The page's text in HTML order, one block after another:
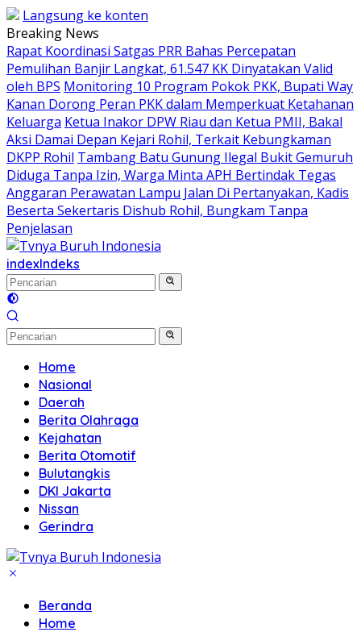
Langsung ke konten
Breaking News
Rapat Koordinasi Satgas PRR Bahas Percepatan
Pemulihan Banjir Langkat, 61.547 KK Dinyatakan Valid
oleh BPS Monitoring 10 Program Pokok PKK, Bupati Way
Kanan Dorong Peran PKK dalam Memperkuat Ketahanan
Keluarga Ketua Inakor DPW Riau dan Ketua PMII, Bakal
Aksi Damai Depan Kejari Rohil, Terkait Kebungkaman
DKPP Rohil Tambang Batu Gunung Ilegal Bukit Gemuruh
Diduga Tanpa Izin, Warga Minta APH Bertindak Tegas
Anggaran Perawatan Lampu Jalan Di Pertanyakan, Kadis
Beserta Sekertaris Dishub Rohil, Bungkam Tanpa
Penjelasan
indexIndeks
Home
Nasional
Daerah
Berita Olahraga
Kejahatan
Berita Otomotif
Bulutangkis
DKI Jakarta
Nissan
Gerindra
Beranda
Home